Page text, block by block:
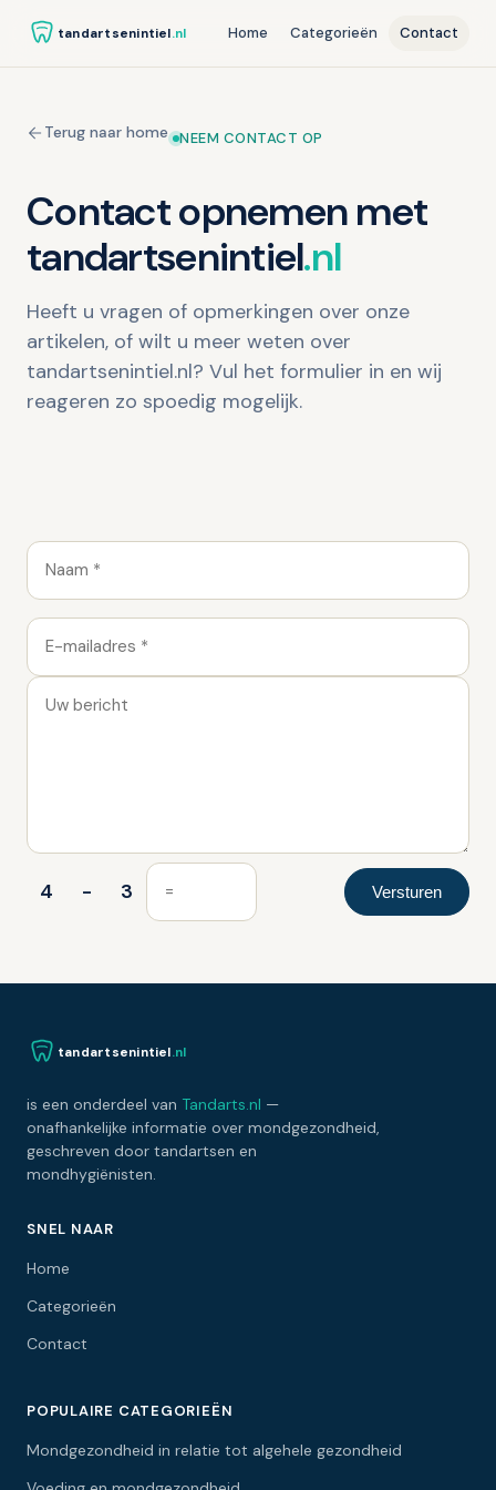
tandartsenintiel.nl Home Categorieën Contact
Terug naar home NEEM CONTACT OP
Contact opnemen met
tandartsenintiel.nl
Heeft u vragen of opmerkingen over onze
artikelen, of wilt u meer weten over
tandartsenintiel.nl? Vul het formulier in en wij
reageren zo spoedig mogelijk.
4 - 3
tandartsenintiel.nl
is een onderdeel van Tandarts.nl —
onafhankelijke informatie over mondgezondheid,
geschreven door tandartsen en
mondhygiënisten.
SNEL NAAR
Home
Categorieën
Contact
POPULAIRE CATEGORIEËN
Mondgezondheid in relatie tot algehele gezondheid